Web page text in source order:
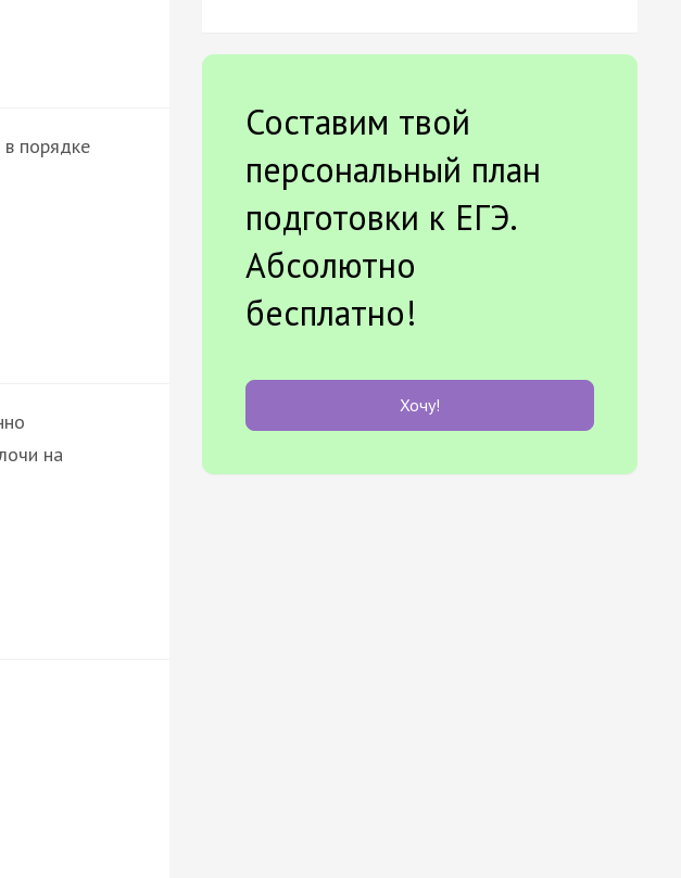
порядке
на
Составим твой
персональный план
подготовки к ЕГЭ.
Абсолютно
бесплатно!
Хочу!